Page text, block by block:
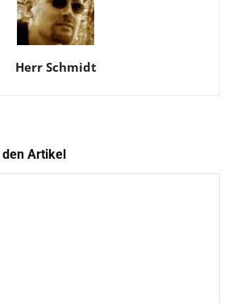
Herr Schmidt
den Artikel